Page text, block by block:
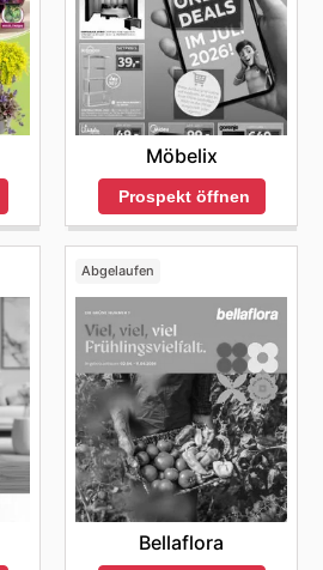
Möbelix
Prospekt öffnen
Abgelaufen
Bellaflora